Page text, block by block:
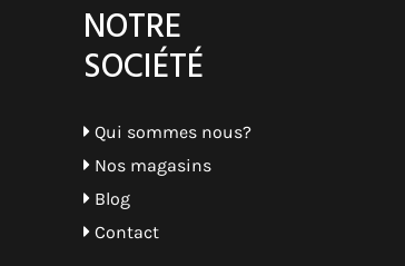
NOTRE
SOCIÉTÉ
Qui sommes nous?
Nos magasins
Blog
Contact